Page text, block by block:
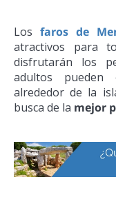
Los faros de
atractivos para
disfrutarán los
adultos pueden
alrededor de la
busca de la mejor